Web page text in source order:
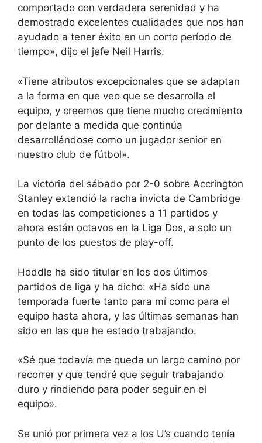
comportado con verdadera serenidad y ha
demostrado excelentes cualidades que nos han
ayudado a tener éxito en un corto período de
tiempo», dijo el jefe Neil Harris.
«Tiene atributos excepcionales que se adaptan
a la forma en que veo que se desarrolla el
equipo, y creemos que tiene mucho crecimiento
por delante a medida que continúa
desarrollándose como un jugador senior en
nuestro club de fútbol».
La victoria del sábado por 2-0 sobre Accrington
Stanley extendió la racha invicta de Cambridge
en todas las competiciones a 11 partidos y
ahora están octavos en la Liga Dos, a solo un
punto de los puestos de play-off.
Hoddle ha sido titular en los dos últimos
partidos de liga y ha dicho: «Ha sido una
temporada fuerte tanto para mí como para el
equipo hasta ahora, y las últimas semanas han
sido en las que he estado trabajando.
«Sé que todavía me queda un largo camino por
recorrer y que tendré que seguir trabajando
duro y rindiendo para poder seguir en el
equipo».
Se unió por primera vez a los U’s cuando tenía